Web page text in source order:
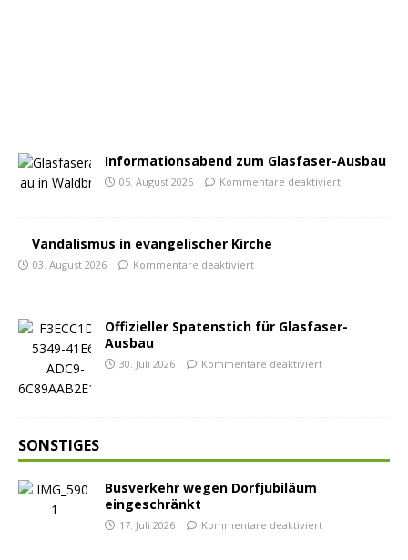
Informationsabend zum Glasfaser-Ausbau
05. August 2026 Kommentare deaktiviert
Vandalismus in evangelischer Kirche
03. August 2026 Kommentare deaktiviert
Offizieller Spatenstich für Glasfaser-
Ausbau
30. Juli 2026 Kommentare deaktiviert
SONSTIGES
Busverkehr wegen Dorfjubiläum
eingeschränkt
17. Juli 2026 Kommentare deaktiviert